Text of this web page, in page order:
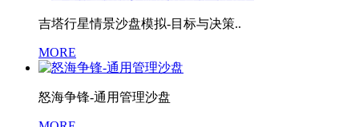
吉塔行星情景沙盘模拟-目标与决策..
MORE
怒海争锋-通用管理沙盘